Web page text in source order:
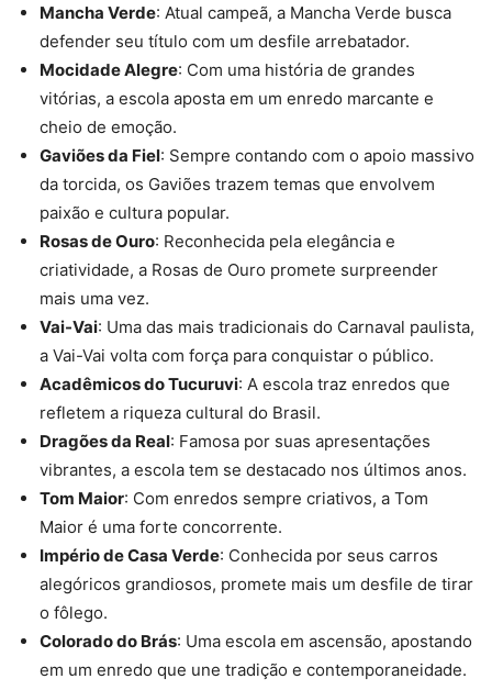
Mancha Verde: Atual campeã, a Mancha Verde busca
defender seu título com um desfile arrebatador.
Mocidade Alegre: Com uma história de grandes
vitórias, a escola aposta em um enredo marcante e
cheio de emoção.
Gaviões da Fiel: Sempre contando com o apoio massivo
da torcida, os Gaviões trazem temas que envolvem
paixão e cultura popular.
Rosas de Ouro: Reconhecida pela elegância e
criatividade, a Rosas de Ouro promete surpreender
mais uma vez.
Vai-Vai: Uma das mais tradicionais do Carnaval paulista,
a Vai-Vai volta com força para conquistar o público.
Acadêmicos do Tucuruvi: A escola traz enredos que
refletem a riqueza cultural do Brasil.
Dragões da Real: Famosa por suas apresentações
vibrantes, a escola tem se destacado nos últimos anos.
Tom Maior: Com enredos sempre criativos, a Tom
Maior é uma forte concorrente.
Império de Casa Verde: Conhecida por seus carros
alegóricos grandiosos, promete mais um desfile de tirar
o fôlego.
Colorado do Brás: Uma escola em ascensão, apostando
em um enredo que une tradição e contemporaneidade.